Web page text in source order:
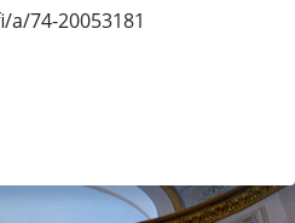
74-20053181